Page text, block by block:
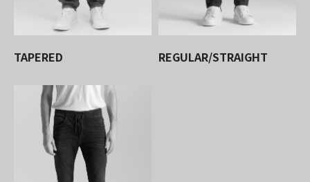
TAPERED REGULAR/STRAIGHT